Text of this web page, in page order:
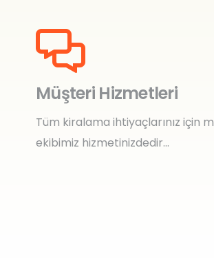
Müşteri Hizmetleri
Tüm kiralama ihtiyaçlarınız için
ekibimiz hizmetinizdedir…